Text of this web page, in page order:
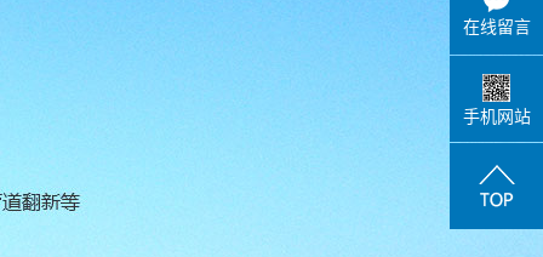
欧力佳动态
在线留言
手机网站